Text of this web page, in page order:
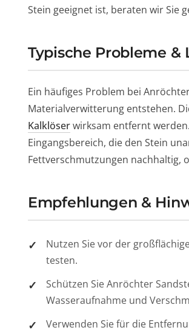
Stein geeignet ist, beraten wir Sie
Typische Probleme &
Ein häufiges Problem bei
Materialverwitterung entstehen.
Kalklöserwirksam entfernt
Eingangsbereich, die den Stein
Fettverschmutzungen nachhaltig,
Empfehlungen &
Nutzen Sie vor der
testen.
Schützen Sie Anröchter
Wasseraufnahme und
Verwenden Sie für die